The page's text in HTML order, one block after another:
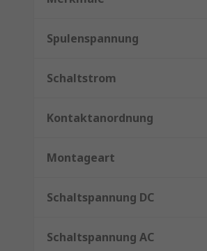
Spulenspannung
Schaltstrom
Kontaktanordnung
Montageart
Schaltspannung DC
Schaltspannung AC